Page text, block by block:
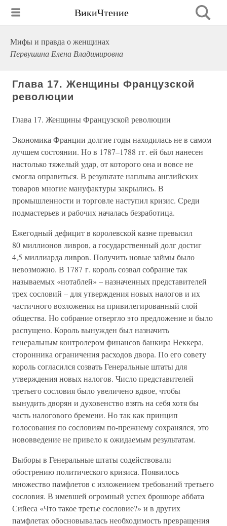
ВикиЧтение
Мифы и правда о женщинах
Первушина Елена Владимировна
Глава 17. Женщины Французской
революции
Глава 17. Женщины Французской революции
Экономика Франции долгие годы находилась не в самом
лучшем состоянии. Но в 1787–1788 гг. ей был нанесен
настолько тяжелый удар, от которого она и вовсе не
смогла оправиться. В результате наплыва английских
товаров многие мануфактуры закрылись. В
промышленности и торговле наступил кризис. Среди
подмастерьев и рабочих началась безработица.
Ежегодный дефицит в королевской казне превысил
80 миллионов ливров, а государственный долг достиг
4,5 миллиарда ливров. Получить новые займы было
невозможно. В 1787 г. король созвал собрание так
называемых «нотаблей» – назначенных представителей
трех сословий – для утверждения новых налогов и их
частичного возложения на привилегированный слой
общества. Но собрание отвергло это предложение и было
распущено. Король вынужден был назначить
генеральным контролером финансов банкира Неккера,
сторонника ограничения расходов двора. По его совету
король согласился созвать Генеральные штаты для
утверждения новых налогов. Число представителей
третьего сословия было увеличено вдвое, чтобы
вынудить дворян и духовенство взять на себя хотя бы
часть налогового бремени. Но так как принцип
голосования по сословиям по-прежнему сохранялся, это
нововведение не привело к ожидаемым результатам.
Выборы в Генеральные штаты содействовали
обострению политического кризиса. Появилось
множество памфлетов с изложением требований третьего
сословия. В имевшей огромный успех брошюре аббата
Сийеса «Что такое третье сословие?» и в других
памфлетах обосновывалась необходимость превращения